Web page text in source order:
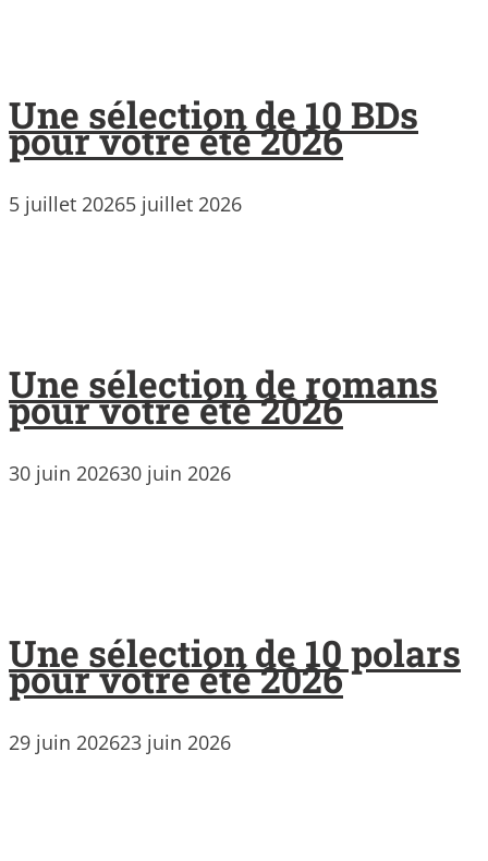
Une sélection de 10 BDs
pour votre été 2026
5 juillet 20265 juillet 2026
Une sélection de romans
pour votre été 2026
30 juin 202630 juin 2026
Une sélection de 10 polars
pour votre été 2026
29 juin 202623 juin 2026